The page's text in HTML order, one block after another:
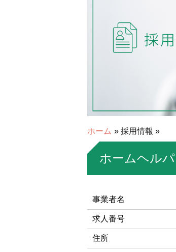
ホーム » 採用情報 »
ホームヘルパ
事業者名
求人番号
住所